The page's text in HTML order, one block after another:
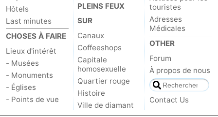
Hôtels
Last minutes
CHOSES À FAIRE
Lieux d'intérêt
- Musées
- Monuments
- Églises
- Points de vue
PLEINS FEUX
SUR
Canaux
Coffeeshops
Capitale
homosexuelle
Quartier rouge
Histoire
Ville de diamant
touristes
Adresses
Médicales
OTHER
Forum
À propos de nous
Contact Us